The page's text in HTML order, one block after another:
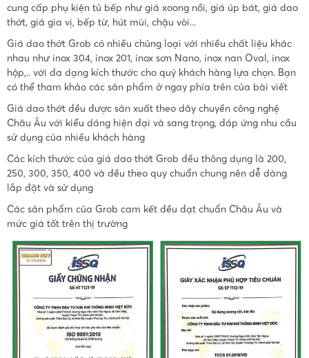
cung cấp phụ kiện tủ bếp như giá xoong nồi, giá úp bát, giá dao
thớt, giá gia vị, bếp từ, hút mùi, chậu vòi...
Giá dao thớt Grob có nhiều chủng loại với nhiều chất liệu khác
nhau như inox 304, inox 201, inox sơn Nano, inox nan Oval, inox
hộp,.. với đa dạng kích thước cho quý khách hàng lựa chọn. Bạn
có thể tham khảo các sản phẩm ở ngay phía trên của bài viết
Giá dao thớt đều được sản xuất theo dây chuyền công nghệ
Châu Âu với kiểu dáng hiện đại và sang trọng, đáp ứng nhu cầu
sử dụng của nhiều khách hàng
Các kích thước của giá dao thớt Grob đều thông dụng là 200,
250, 300, 350, 400 và đều theo quy chuẩn chung nên dễ dàng
lắp đặt và sử dụng
Các sản phẩm của Grob cam kết đều đạt chuẩn Châu Âu và
mức giá tốt trên thị trường